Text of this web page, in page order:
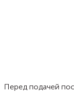
Перед подачей